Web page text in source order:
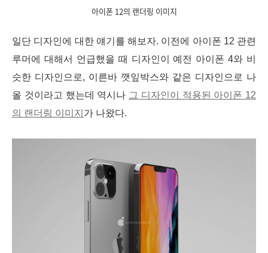
아이폰 12의 랜더링 이미지
일단 디자인에 대한 얘기를 해보자. 이전에 아이폰 12 관련
루머에 대해서 언급했을 때 디자인이 예전 아이폰 4와 비
슷한 디자인으로, 이른바 깻잎박스와 같은 디자인으로 나
올 것이라고 했는데 역시나 그 디자인이 적용된 아이폰 12
의 랜더링 이미지 가 나왔다.